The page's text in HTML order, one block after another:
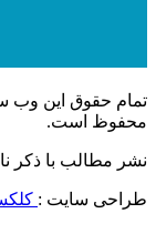
تمام حقوق این وب
محفوظ است.
نشر مطالب با ذکر
طراحی سایت :